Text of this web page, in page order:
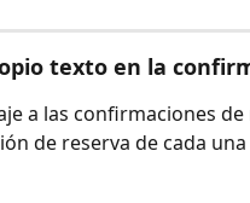
texto en la
a las confirmaciones
de reserva de cada una